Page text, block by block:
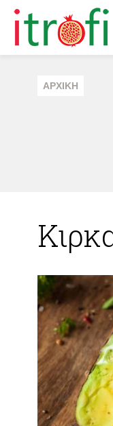
ΑΡΧΙΚΗ